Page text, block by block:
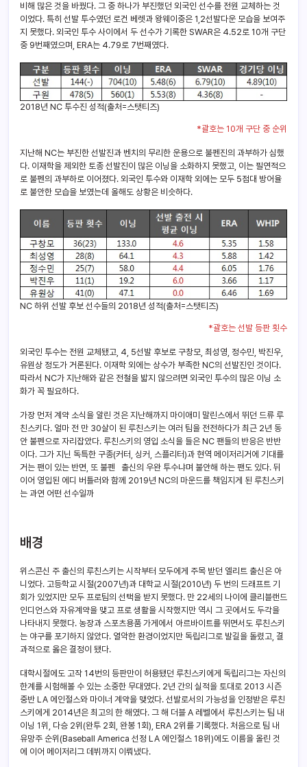
비해 많은 것을 바꿨다. 그 중 하나가 부진했던 외국인 선수를 전원 교체하는 것
이었다. 특히 선발 투수였던 로건 베렛과 왕웨이중은 1,2선발다운 모습을 보여주
지 못했다. 외국인 투수 사이에서 두 선수가 기록한 SWAR은 4.52로 10개 구단
중 9번째였으며, ERA는 4.79로 7번째였다.
2018년 NC 투수진 성적(출처=스탯티즈)
*괄호는 10개 구단 중 순위
지난해 NC는 부진한 선발진과 벤치의 무리한 운용으로 불펜진의 과부하가 심했
다. 이재학을 제외한 토종 선발진이 많은 이닝을 소화하지 못했고, 이는 필연적으
로 불펜의 과부하로 이어졌다. 외국인 투수와 이재학 외에는 모두 5점대 방어율
로 불안한 모습을 보였는데 올해도 상황은 비슷하다.
NC 하위 선발 후보 선수들의 2018년 성적(출처=스탯티즈)
*괄호는 선발 등판 횟수
외국인 투수는 전원 교체됐고, 4, 5선발 후보로 구창모, 최성영, 정수민, 박진우,
유원상 정도가 거론된다. 이재학 외에는 상수가 부족한 NC의 선발진인 것이다.
따라서 NC가 지난해와 같은 전철을 밟지 않으려면 외국인 투수의 많은 이닝 소
화가 꼭 필요하다.
가장 먼저 계약 소식을 알린 것은 지난해까지 마이애미 말린스에서 뛰던 드류 루
친스키다. 얼마 전 만 30살이 된 루친스키는 여러 팀을 전전하다가 최근 2년 동
안 불펜으로 자리잡았다. 루친스키의 영입 소식을 들은 NC 팬들의 반응은 반반
이다. 그가 지닌 독특한 구종(커터, 싱커, 스플리터)과 현역 메이저리거에 기대를
거는 팬이 있는 반면, 또 불펜 출신의 우완 투수냐며 불안해 하는 팬도 있다. 뒤
이어 영입된 에디 버틀러와 함께 2019년 NC의 마운드를 책임지게 된 루친스키
는 과연 어떤 선수일까
배경
위스콘신 주 출신의 루친스키는 시작부터 모두에게 주목 받던 엘리트 출신은 아
니었다. 고등학교 시절(2007년)과 대학교 시절(2010년) 두 번의 드래프트 기
회가 있었지만 모두 프로팀의 선택을 받지 못했다. 만 22세의 나이에 클리블랜드
인디언스와 자유계약을 맺고 프로 생활을 시작했지만 역시 그 곳에서도 두각을
나타내지 못했다. 농장과 스포츠용품 가게에서 아르바이트를 뛰면서도 루친스키
는 야구를 포기하지 않았다. 열악한 환경이었지만 독립리그로 발길을 돌렸고, 결
과적으로 옳은 결정이 됐다.
대학시절에도 고작 14번의 등판만이 허용됐던 루친스키에게 독립리그는 자신의
한계를 시험해볼 수 있는 소중한 무대였다. 2년 간의 실적을 토대로 2013 시즌
중반 LA 에인절스와 마이너 계약을 맺었다. 선발로서의 가능성을 인정받은 루친
스키에게 2014년은 최고의 한 해였다. 그 해 더블 A 레벨에서 루친스키는 팀 내
이닝 1위, 다승 2위(완투 2회, 완봉 1회), ERA 2위를 기록했다. 처음으로 팀 내
유망주 순위(Baseball America 선정 LA 에인절스 18위)에도 이름을 올린 것
에 이어 메이저리그 데뷔까지 이뤄냈다.